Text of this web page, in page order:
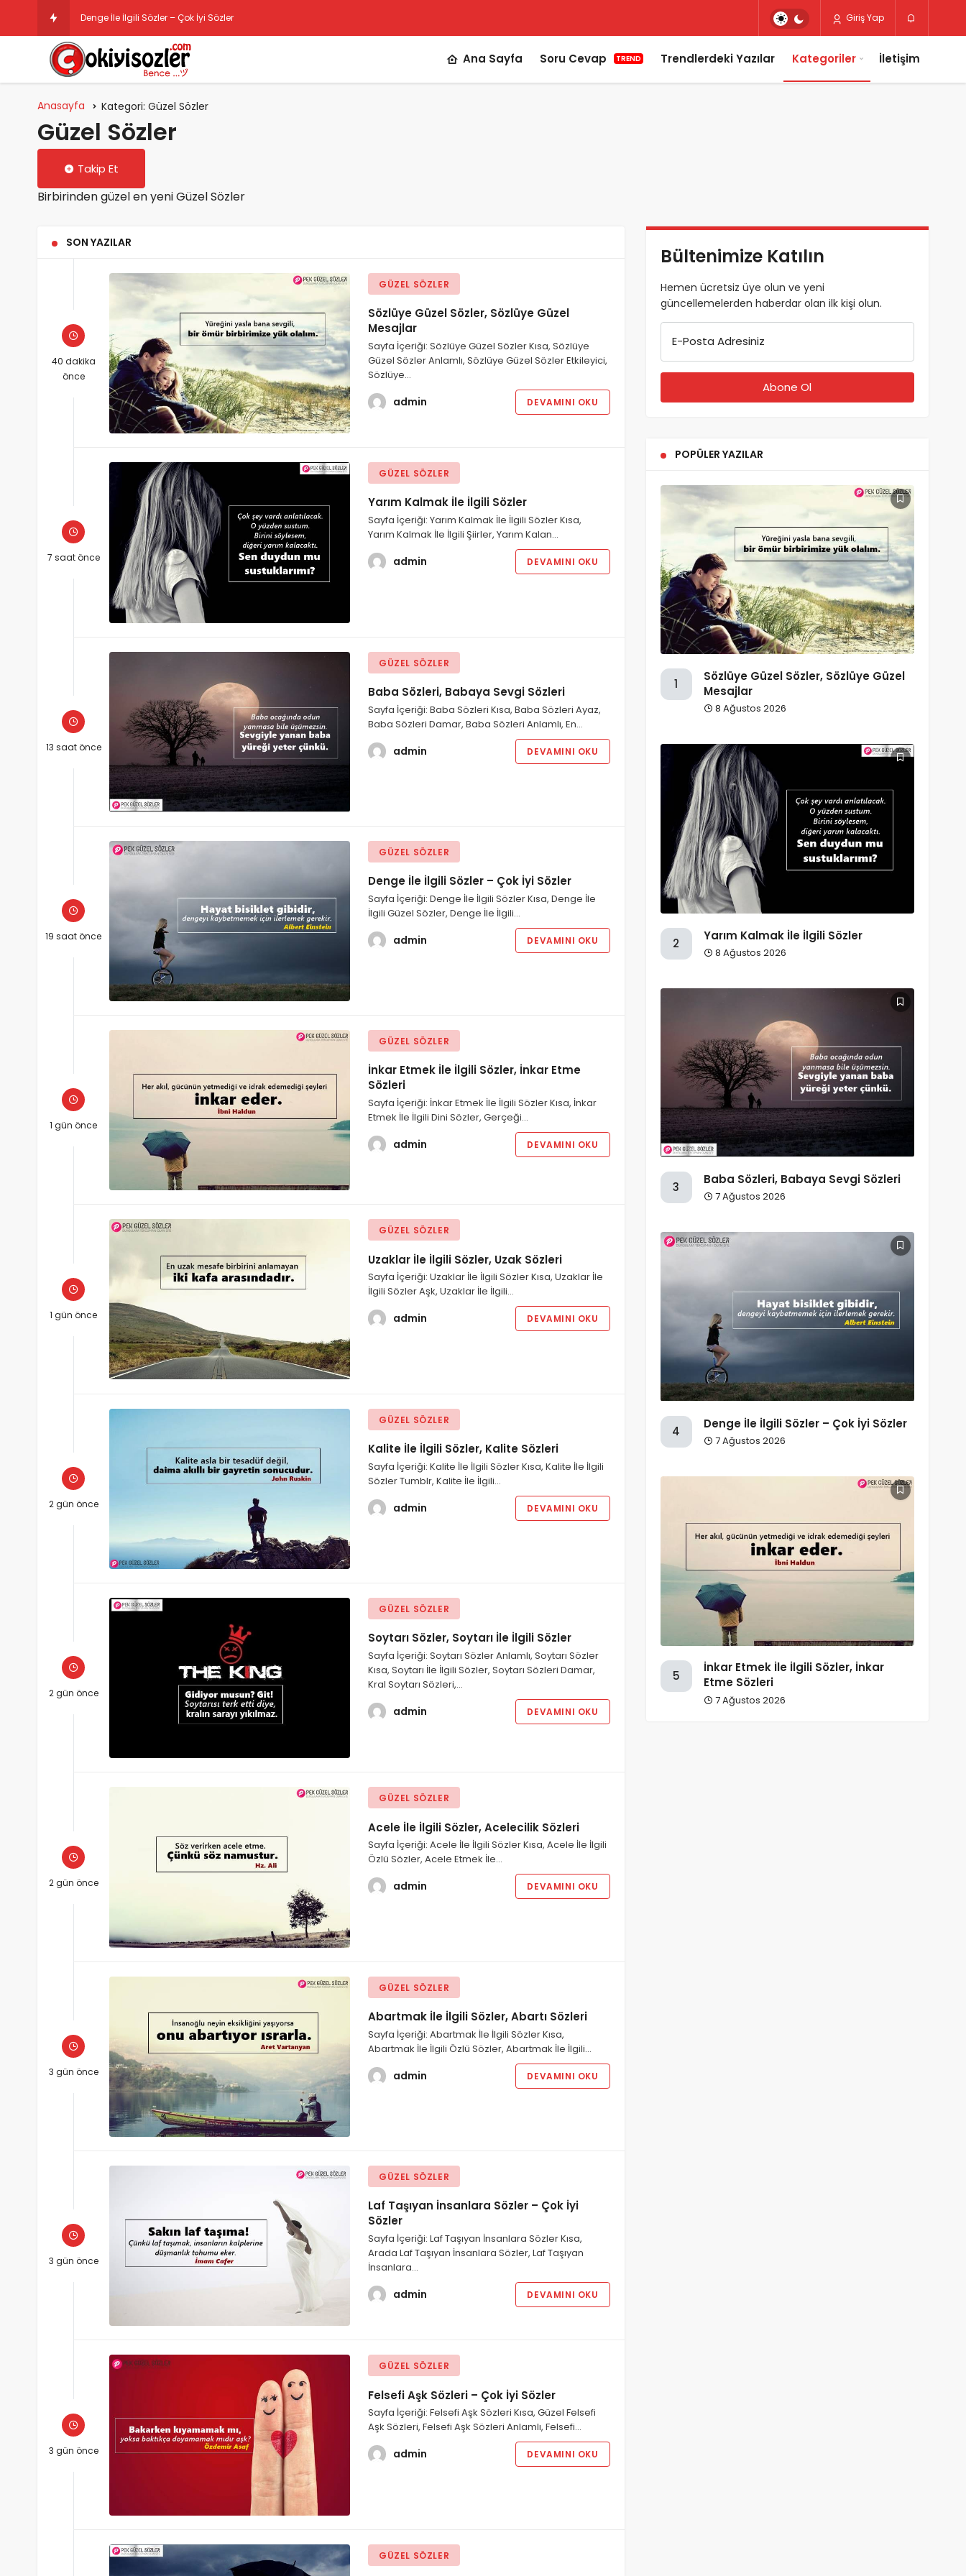
İ Giriş Yap
Ana Sayfa Soru Cevap TREND Trendlerdeki Yazılar Kategoriler İletişim
Anasayfa Kategori: Güzel Sözler
Güzel Sözler
Takip Et
Birbirinden güzel en yeni Güzel Sözler
SON YAZILAR
40 dakika
önce
GÜZEL SÖZLER
Sözlüye Güzel Sözler, Sözlüye Güzel
Mesajlar
Sayfa İçeriği: Sözlüye Güzel Sözler Kısa, Sözlüye
Güzel Sözler Anlamlı, Sözlüye Güzel Sözler Etkileyici,
Sözlüye…
admin DEVAMINI OKU
7 saat önce
GÜZEL SÖZLER
Yarım Kalmak İle İlgili Sözler
Sayfa İçeriği: Yarım Kalmak İle İlgili Sözler Kısa,
Yarım Kalmak İle İlgili Şiirler, Yarım Kalan…
admin DEVAMINI OKU
13 saat önce
GÜZEL SÖZLER
Baba Sözleri, Babaya Sevgi Sözleri
Sayfa İçeriği: Baba Sözleri Kısa, Baba Sözleri Ayaz,
Baba Sözleri Damar, Baba Sözleri Anlamlı, En…
admin DEVAMINI OKU
19 saat önce
GÜZEL SÖZLER
Denge İle İlgili Sözler – Çok İyi Sözler
Sayfa İçeriği: Denge İle İlgili Sözler Kısa, Denge İle
İlgili Güzel Sözler, Denge İle İlgili…
admin DEVAMINI OKU
1 gün önce
GÜZEL SÖZLER
İnkar Etmek İle İlgili Sözler, İnkar Etme
Sözleri
Sayfa İçeriği: İnkar Etmek İle İlgili Sözler Kısa, İnkar
Etmek İle İlgili Dini Sözler, Gerçeği…
admin DEVAMINI OKU
1 gün önce
GÜZEL SÖZLER
Uzaklar İle İlgili Sözler, Uzak Sözleri
Sayfa İçeriği: Uzaklar İle İlgili Sözler Kısa, Uzaklar İle
İlgili Sözler Aşk, Uzaklar İle İlgili…
admin DEVAMINI OKU
2 gün önce
GÜZEL SÖZLER
Kalite İle İlgili Sözler, Kalite Sözleri
Sayfa İçeriği: Kalite İle İlgili Sözler Kısa, Kalite İle İlgili
Sözler Tumblr, Kalite İle İlgili…
admin DEVAMINI OKU
2 gün önce
GÜZEL SÖZLER
Soytarı Sözler, Soytarı İle İlgili Sözler
Sayfa İçeriği: Soytarı Sözler Anlamlı, Soytarı Sözler
Kısa, Soytarı İle İlgili Sözler, Soytarı Sözleri Damar,
Kral Soytarı Sözleri,…
admin DEVAMINI OKU
2 gün önce
GÜZEL SÖZLER
Acele İle İlgili Sözler, Acelecilik Sözleri
Sayfa İçeriği: Acele İle İlgili Sözler Kısa, Acele İle İlgili
Özlü Sözler, Acele Etmek İle…
admin DEVAMINI OKU
3 gün önce
GÜZEL SÖZLER
Abartmak İle İlgili Sözler, Abartı Sözleri
Sayfa İçeriği: Abartmak İle İlgili Sözler Kısa,
Abartmak İle İlgili Özlü Sözler, Abartmak İle İlgili…
admin DEVAMINI OKU
3 gün önce
GÜZEL SÖZLER
Laf Taşıyan İnsanlara Sözler – Çok İyi
Sözler
Sayfa İçeriği: Laf Taşıyan İnsanlara Sözler Kısa,
Arada Laf Taşıyan İnsanlara Sözler, Laf Taşıyan
İnsanlara…
admin DEVAMINI OKU
3 gün önce
GÜZEL SÖZLER
Felsefi Aşk Sözleri – Çok İyi Sözler
Sayfa İçeriği: Felsefi Aşk Sözleri Kısa, Güzel Felsefi
Aşk Sözleri, Felsefi Aşk Sözleri Anlamlı, Felsefi…
admin DEVAMINI OKU
GÜZEL SÖZLER
Bültenimize Katılın
Hemen ücretsiz üye olun ve yeni
güncellemelerden haberdar olan ilk kişi olun.
E-Posta Adresiniz
POPÜLER YAZILAR
1
Sözlüye Güzel Sözler, Sözlüye Güzel
Mesajlar
8 Ağustos 2026
2
Yarım Kalmak İle İlgili Sözler
8 Ağustos 2026
3
Baba Sözleri, Babaya Sevgi Sözleri
7 Ağustos 2026
4
Denge İle İlgili Sözler – Çok İyi Sözler
7 Ağustos 2026
5
İnkar Etmek İle İlgili Sözler, İnkar
Etme Sözleri
7 Ağustos 2026